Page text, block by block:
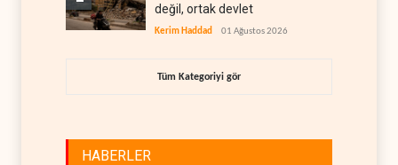
değil, ortak devlet
Kerim Haddad 01 Ağustos 2026
Tüm Kategoriyi gör
HABERLER